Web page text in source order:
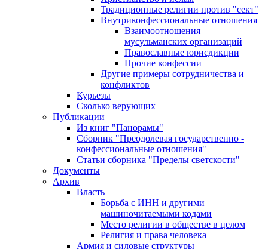
Традиционные религии против "сект"
Внутриконфессиональные отношения
Взаимоотношения
мусульманских организаций
Православные юрисдикции
Прочие конфессии
Другие примеры сотрудничества и
конфликтов
Курьезы
Сколько верующих
Публикации
Из книг "Панорамы"
Сборник "Преодолевая государственно -
конфессиональные отношения"
Статьи сборника "Пределы светскости"
Документы
Архив
Власть
Борьба с ИНН и другими
машиночитаемыми кодами
Место религии в обществе в целом
Религия и права человека
Армия и силовые структуры